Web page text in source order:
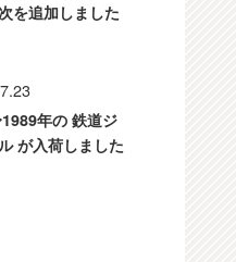
を追加しました
年の 鉄道ジ
が入荷しました